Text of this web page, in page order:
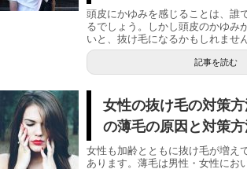
頭皮にかゆみを感じることは、誰
るでしょう。しかし頭皮のかゆみ
いと、抜け毛になるかもしれませ
記事を読む
女性の抜け毛の対策
の薄毛の原因と対策方
女性も加齢とともに抜け毛が増え
あります。薄毛は男性・女性にお